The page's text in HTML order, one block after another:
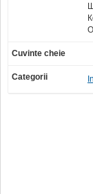
Cuvinte cheie
Categorii